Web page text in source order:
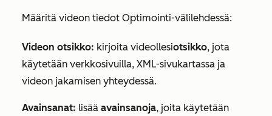
Määritä videon tiedot Optimointi-välilehdessä:
Videon otsikko: kirjoita videollesiotsikko, jota
käytetään verkkosivuilla, XML-sivukartassa ja
videon jakamisen yhteydessä.
Avainsanat: lisää avainsanoja, joita käytetään